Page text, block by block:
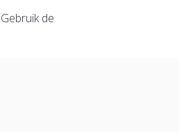
Gebruik de